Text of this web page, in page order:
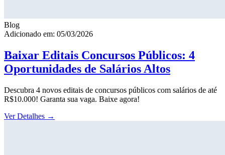
Blog
Adicionado em: 05/03/2026
Baixar Editais Concursos Públicos: 4
Oportunidades de Salários Altos
Descubra 4 novos editais de concursos públicos com salários de até
R$10.000! Garanta sua vaga. Baixe agora!
Ver Detalhes →